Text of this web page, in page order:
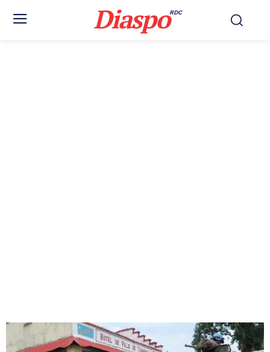
DiaspoRDC